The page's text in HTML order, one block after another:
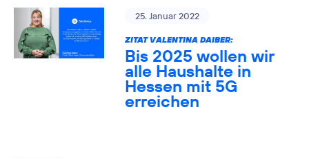
25. Januar 2022
ZITAT VALENTINA DAIBER:
Bis 2025 wollen wir
alle Haushalte in
Hessen mit 5G
erreichen